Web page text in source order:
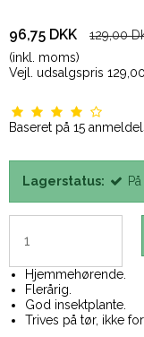
96,75 DKK
129,00
(inkl. moms)
Vejl. udsalgspris
Baseret på 15
Lagerstatus:
Hjemmehørende.
Flerårig.
God insektplante.
Trives på tør, ikke